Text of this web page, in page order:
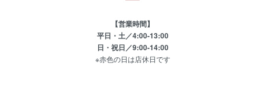
【営業時間】
平日・土／4:00-13:00
日・祝日／9:00-14:00
※赤色の日は店休日です